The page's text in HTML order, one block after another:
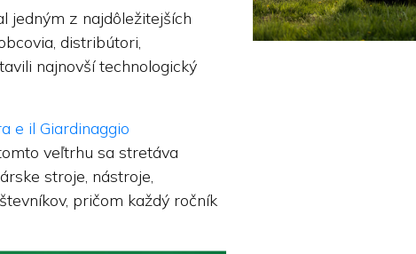
jedným z najdôležitejších
distribútori,
najnovší technologický
e il Giardinaggio
veľtrhu sa stretáva
stroje, nástroje,
pričom každý ročník